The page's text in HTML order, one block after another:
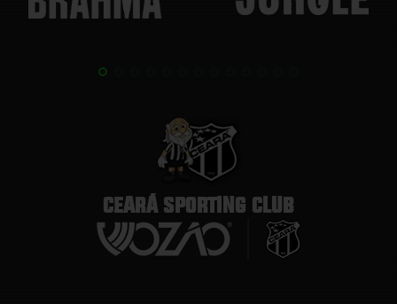
CEARÁ SPORTING CLUB